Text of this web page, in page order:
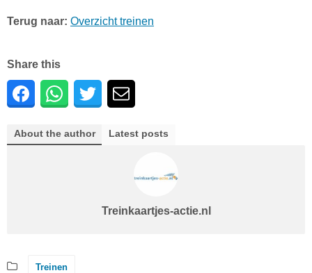
Terug naar: Overzicht treinen
Share this
About the author Latest posts
Treinkaartjes-actie.nl
Treinen